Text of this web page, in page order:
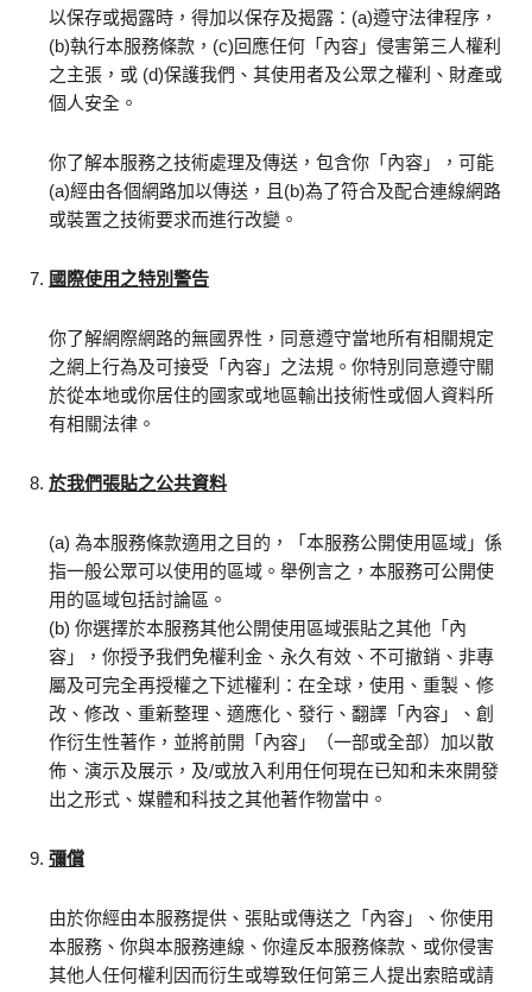
以保存或揭露時，得加以保存及揭露：(a)遵守法律程序，
(b)執行本服務條款，(c)回應任何「內容」侵害第三人權利
之主張，或 (d)保護我們、其使用者及公眾之權利、財產或
個人安全。
你了解本服務之技術處理及傳送，包含你「內容」，可能
(a)經由各個網路加以傳送，且(b)為了符合及配合連線網路
或裝置之技術要求而進行改變。
國際使用之特別警告
你了解網際網路的無國界性，同意遵守當地所有相關規定
之網上行為及可接受「內容」之法規。你特別同意遵守關
於從本地或你居住的國家或地區輸出技術性或個人資料所
有相關法律。
於我們張貼之公共資料
(a) 為本服務條款適用之目的，「本服務公開使用區域」係
指一般公眾可以使用的區域。舉例言之，本服務可公開使
用的區域包括討論區。
(b) 你選擇於本服務其他公開使用區域張貼之其他「內
容」，你授予我們免權利金、永久有效、不可撤銷、非專
屬及可完全再授權之下述權利：在全球，使用、重製、修
改、修改、重新整理、適應化、發行、翻譯「內容」、創
作衍生性著作，並將前開「內容」（一部或全部）加以散
佈、演示及展示，及/或放入利用任何現在已知和未來開發
出之形式、媒體和科技之其他著作物當中。
彌償
由於你經由本服務提供、張貼或傳送之「內容」、你使用
本服務、你與本服務連線、你違反本服務條款、或你侵害
其他人任何權利因而衍生或導致任何第三人提出索賠或請